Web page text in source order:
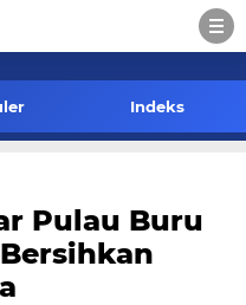
Indeks
Pulau Buru